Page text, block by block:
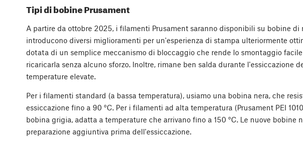
Tipi di bobine Prusament
A partire da ottobre 2025, i filamenti Prusament saranno disponibili su bobine di
introducono diversi miglioramenti per un'esperienza di stampa ulteriormente
dotata di un semplice meccanismo di bloccaggio che rende lo smontaggio
ricaricarla senza alcuno sforzo. Inoltre, rimane ben salda durante l'essiccazione
temperature elevate.
Per i filamenti standard (a bassa temperatura), usiamo una bobina nera, che
essiccazione fino a 90 °C. Per i filamenti ad alta temperatura (Prusament PEI
bobina grigia, adatta a temperature che arrivano fino a 150 °C. Le nuove bobine
preparazione aggiuntiva prima dell'essiccazione.